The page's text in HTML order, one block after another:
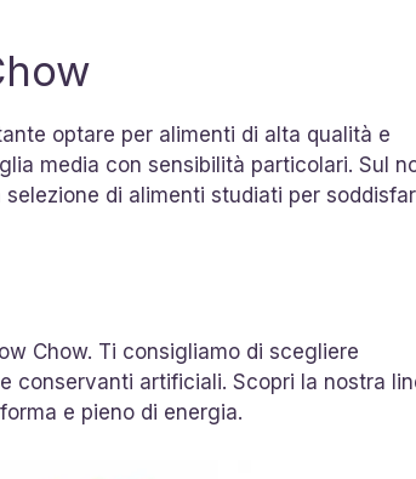
optare per alimenti di alta qualità e
media con sensibilità particolari. Sul
di alimenti studiati per
Chow. Ti consigliamo di scegliere
conservanti artificiali. Scopri la nostra
e pieno di energia.